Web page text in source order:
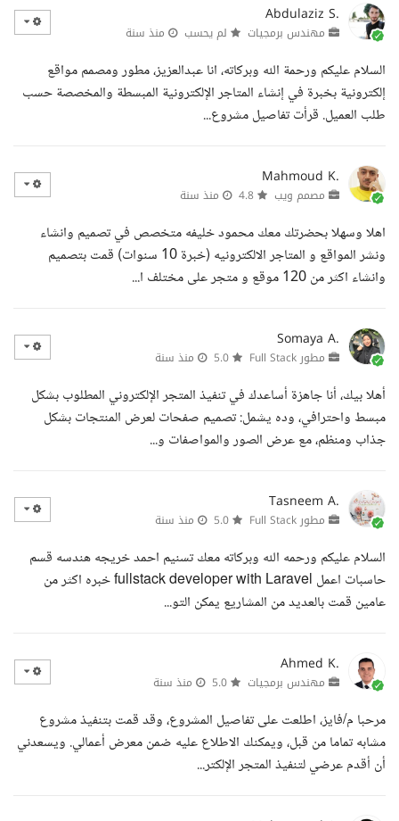
Abdulaziz S.
مهندس برمجيات لم يحسب منذ سنة
السلام عليكم ورحمة الله وبركاته، انا عبدالعزيز، مطور ومصمم مواقع
إلكترونية بخبرة في إنشاء المتاجر الإلكترونية المبسطة والمخصصة حسب
طلب العميل. قرأت تفاصيل مشروع...
Mahmoud K.
مصمم ويب منذ سنة
اهلا وسهلا بحضرتك معك محمود خليفه متخصص في تصميم وانشاء
ونشر المواقع و المتاجر الالكترونيه (خبرة 10 سنوات) قمت بتصميم
وانشاء اكثر من 120 موقع و متجر على مختلف ا...
Somaya A.
مطور Full Stack منذ سنة
أهلا بيك، أنا جاهزة أساعدك في تنفيذ المتجر الإلكتروني المطلوب بشكل
مبسط واحترافي، وده يشمل: تصميم صفحات لعرض المنتجات بشكل
جذاب ومنظم، مع عرض الصور والمواصفات و...
Tasneem A.
مطور Full Stack منذ سنة
السلام عليكم ورحمه الله وبركاته معك تسنيم احمد خريجه هندسه قسم
حاسبات اعمل fullstack developer with Laravel خبره اكثر من
عامين قمت بالعديد من المشاريع يمكن التو...
Ahmed K.
مهندس برمجيات منذ سنة
مرحبا م/فايز، اطلعت على تفاصيل المشروع، وقد قمت بتنفيذ مشروع
مشابه تماما من قبل، ويمكنك الاطلاع عليه ضمن معرض أعمالي. ويسعدني
أن أقدم عرضي لتنفيذ المتجر الإلكتر...